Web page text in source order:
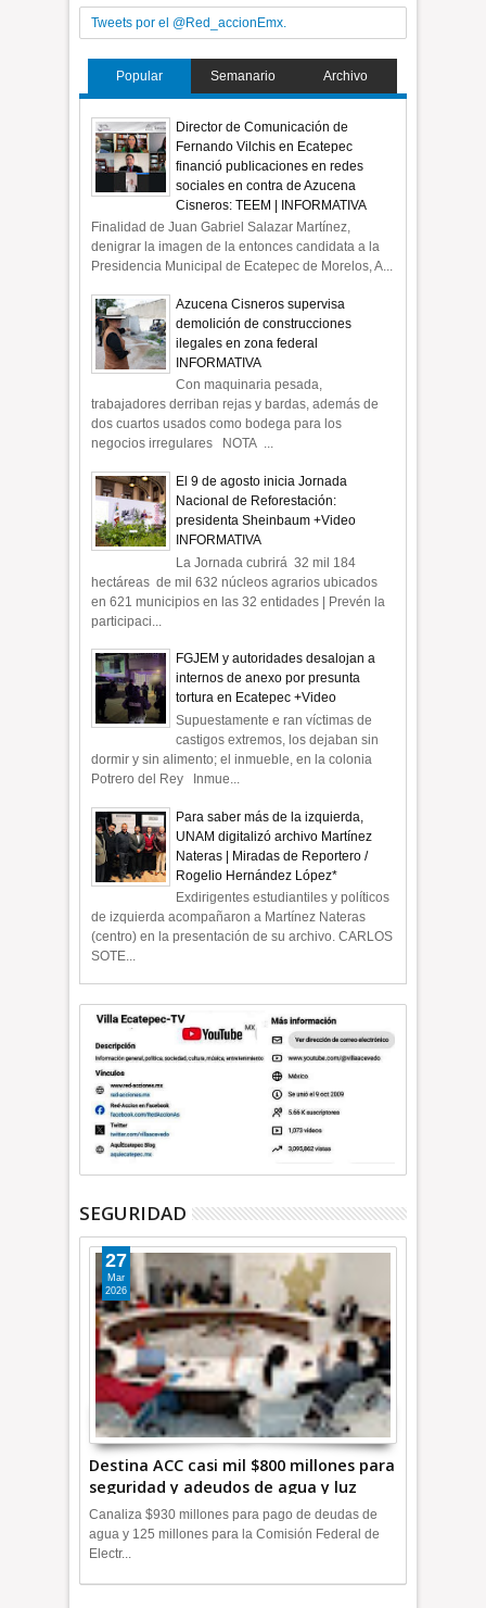
Tweets por el @Red_accionEmx.
Popular Semanario Archivo
Director de Comunicación de
Fernando Vilchis en Ecatepec
financió publicaciones en redes
sociales en contra de Azucena
Cisneros: TEEM | INFORMATIVA
Finalidad de Juan Gabriel Salazar Martínez,
denigrar la imagen de la entonces candidata a la
Presidencia Municipal de Ecatepec de Morelos, A...
Azucena Cisneros supervisa
demolición de construcciones
ilegales en zona federal
INFORMATIVA
Con maquinaria pesada,
trabajadores derriban rejas y bardas, además de
dos cuartos usados como bodega para los
negocios irregulares NOTA ...
El 9 de agosto inicia Jornada
Nacional de Reforestación:
presidenta Sheinbaum +Video
INFORMATIVA
La Jornada cubrirá 32 mil 184
hectáreas de mil 632 núcleos agrarios ubicados
en 621 municipios en las 32 entidades | Prevén la
participaci...
FGJEM y autoridades desalojan a
internos de anexo por presunta
tortura en Ecatepec +Video
Supuestamente e ran víctimas de
castigos extremos, los dejaban sin
dormir y sin alimento; el inmueble, en la colonia
Potrero del Rey Inmue...
Para saber más de la izquierda,
UNAM digitalizó archivo Martínez
Nateras | Miradas de Reportero /
Rogelio Hernández López*
Exdirigentes estudiantiles y políticos
de izquierda acompañaron a Martínez Nateras
(centro) en la presentación de su archivo. CARLOS
SOTE...
SEGURIDAD
Destina ACC casi mil $800 millones para
seguridad y adeudos de agua y luz
+Video
27
Mar
2026
Canaliza $930 millones para pago de deudas de
agua y 125 millones para la Comisión Federal de
Electr...